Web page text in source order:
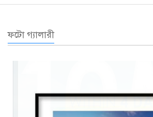
ফটো গ্যালারী